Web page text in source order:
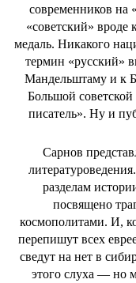
современников на
«советский» вроде
медаль. Никакого
термин «русский»
Мандельштаму и к
Большой
писатель». Ну и
Сарнов
разделам
посвящено
космополитами. И,
перепишут всех
сведут на нет в
этого слуха — но